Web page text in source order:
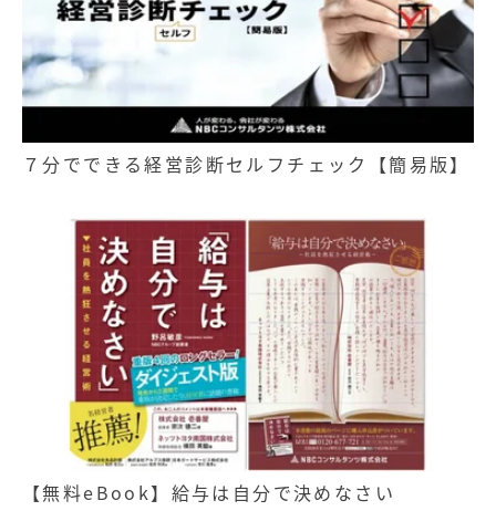
７分でできる経営診断セルフチェック【簡易版】
【無料eBook】給与は自分で決めなさい